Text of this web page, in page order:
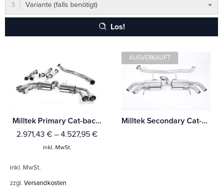
Variante (falls benötigt)
Los!
Milltek Primary Cat-back Nissan GT-R R35
2.971,43 € – 4.527,95 €
inkl. MwSt.
inkl. MwSt.
zzgl. Versandkosten
AUSVERKAUFT
Milltek Secondary Cat-back Nissan GT-R R35 Mit TÜV / ECE Zulassung!